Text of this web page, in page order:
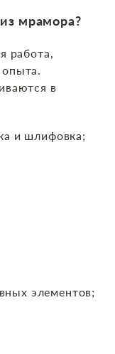
мрамора?
работа,
в
и шлифовка;
элементов;